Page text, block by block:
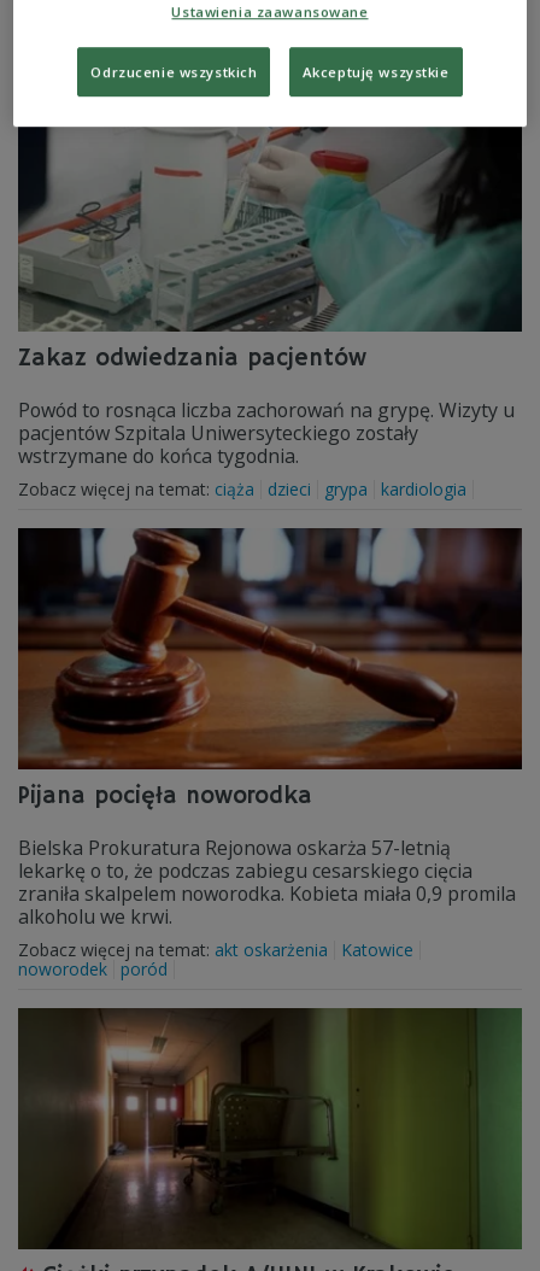
mieszkanie
Zakaz odwiedzania pacjentów
Powód to rosnąca liczba zachorowań na grypę. Wizyty u
pacjentów Szpitala Uniwersyteckiego zostały
wstrzymane do końca tygodnia.
Zobacz więcej na temat: ciąża dzieci grypa kardiologia
Pijana pocięła noworodka
Bielska Prokuratura Rejonowa oskarża 57-letnią
lekarkę o to, że podczas zabiegu cesarskiego cięcia
zraniła skalpelem noworodka. Kobieta miała 0,9 promila
alkoholu we krwi.
Zobacz więcej na temat: akt oskarżenia
Katowice
noworodek
poród
Ustawienia zaawansowane
Odrzucenie wszystkich Akceptuję wszystkie